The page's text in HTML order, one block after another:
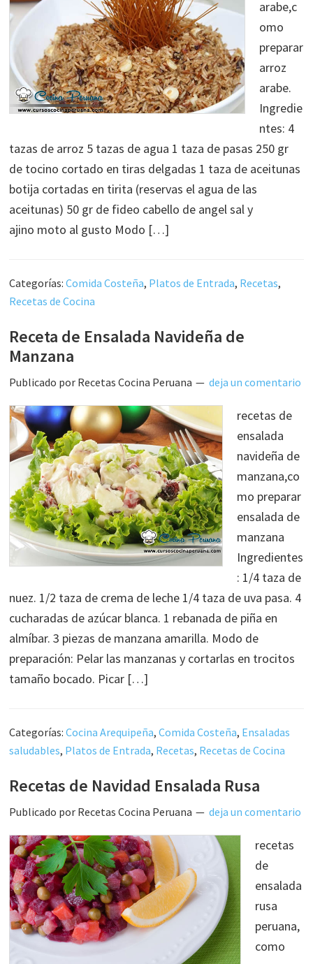
arabe,c
omo
preparar
arroz
arabe.
Ingredie
ntes: 4
tazas de arroz 5 tazas de agua 1 taza de pasas 250 gr
de tocino cortado en tiras delgadas 1 taza de aceitunas
botija cortadas en tirita (reservas el agua de las
aceitunas) 50 gr de fideo cabello de angel sal y
ajino moto al gusto Modo […]
Categorías:Comida Costeña, Platos de Entrada, Recetas,
Recetas de Cocina
Receta de Ensalada Navideña de
Manzana
Publicado por Recetas Cocina Peruana deja un comentario
recetas de
ensalada
navideña de
manzana,co
mo preparar
ensalada de
manzana
Ingredientes
: 1/4 taza de
nuez. 1/2 taza de crema de leche 1/4 taza de uva pasa. 4
cucharadas de azúcar blanca. 1 rebanada de piña en
almíbar. 3 piezas de manzana amarilla. Modo de
preparación: Pelar las manzanas y cortarlas en trocitos
tamaño bocado. Picar […]
Categorías:Cocina Arequipeña,Comida Costeña, Ensaladas
saludables, Platos de Entrada, Recetas, Recetas de Cocina
Recetas de Navidad Ensalada Rusa
Publicado por Recetas Cocina Peruana deja un comentario
recetas
de
ensalada
rusa
peruana,
como